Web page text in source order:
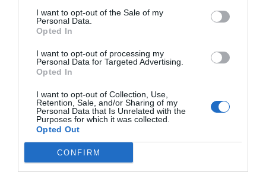
I want to opt-out of the Sale of my
Personal Data.
Opted In
I want to opt-out of processing my
Personal Data for Targeted Advertising.
Opted In
I want to opt-out of Collection, Use,
Retention, Sale, and/or Sharing of my
Personal Data that Is Unrelated with the
Purposes for which it was collected.
Opted Out
CONFIRM
Sala TV
Servizio Fotocopiatrice
Solarium
Gay Friendly
Giardino
Ristrutturato recentemente